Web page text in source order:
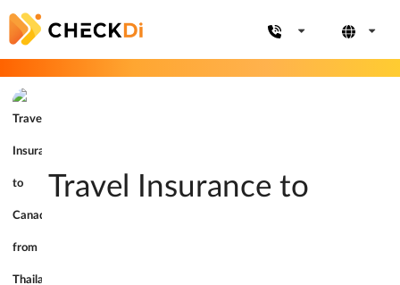
Travel Insurance to